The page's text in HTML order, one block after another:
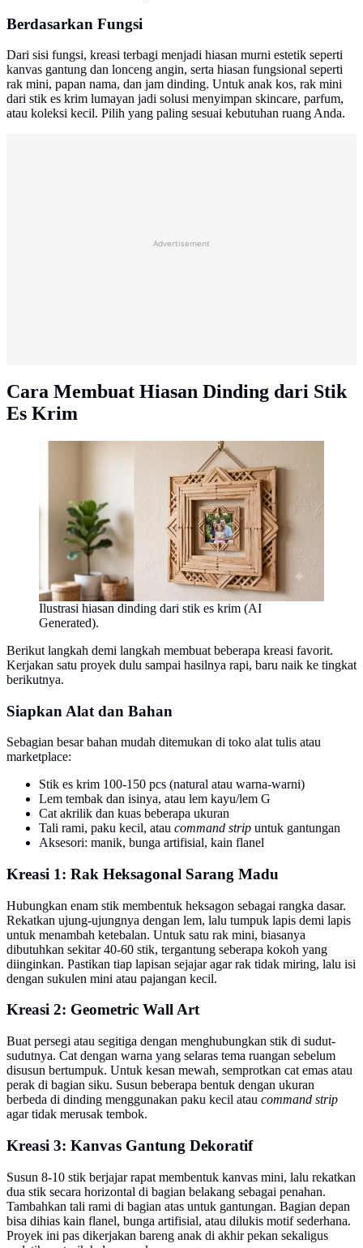
Berdasarkan Fungsi
Dari sisi fungsi, kreasi terbagi menjadi hiasan murni estetik seperti
kanvas gantung dan lonceng angin, serta hiasan fungsional seperti
rak mini, papan nama, dan jam dinding. Untuk anak kos, rak mini
dari stik es krim lumayan jadi solusi menyimpan skincare, parfum,
atau koleksi kecil. Pilih yang paling sesuai kebutuhan ruang Anda.
Advertisement
Cara Membuat Hiasan Dinding dari Stik
Es Krim
Ilustrasi hiasan dinding dari stik es krim (AI
Generated).
Berikut langkah demi langkah membuat beberapa kreasi favorit.
Kerjakan satu proyek dulu sampai hasilnya rapi, baru naik ke tingkat
berikutnya.
Siapkan Alat dan Bahan
Sebagian besar bahan mudah ditemukan di toko alat tulis atau
marketplace:
Stik es krim 100-150 pcs (natural atau warna-warni)
Lem tembak dan isinya, atau lem kayu/lem G
Cat akrilik dan kuas beberapa ukuran
Tali rami, paku kecil, atau command strip untuk gantungan
Aksesori: manik, bunga artifisial, kain flanel
Kreasi 1: Rak Heksagonal Sarang Madu
Hubungkan enam stik membentuk heksagon sebagai rangka dasar.
Rekatkan ujung-ujungnya dengan lem, lalu tumpuk lapis demi lapis
untuk menambah ketebalan. Untuk satu rak mini, biasanya
dibutuhkan sekitar 40-60 stik, tergantung seberapa kokoh yang
diinginkan. Pastikan tiap lapisan sejajar agar rak tidak miring, lalu isi
dengan sukulen mini atau pajangan kecil.
Kreasi 2: Geometric Wall Art
Buat persegi atau segitiga dengan menghubungkan stik di sudut-
sudutnya. Cat dengan warna yang selaras tema ruangan sebelum
disusun bertumpuk. Untuk kesan mewah, semprotkan cat emas atau
perak di bagian siku. Susun beberapa bentuk dengan ukuran
berbeda di dinding menggunakan paku kecil atau command strip
agar tidak merusak tembok.
Kreasi 3: Kanvas Gantung Dekoratif
Susun 8-10 stik berjajar rapat membentuk kanvas mini, lalu rekatkan
dua stik secara horizontal di bagian belakang sebagai penahan.
Tambahkan tali rami di bagian atas untuk gantungan. Bagian depan
bisa dihias kain flanel, bunga artifisial, atau dilukis motif sederhana.
Proyek ini pas dikerjakan bareng anak di akhir pekan sekaligus